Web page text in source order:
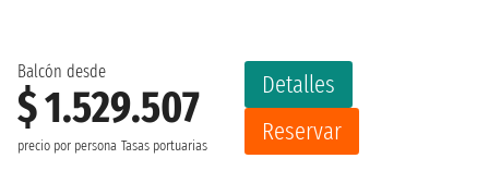
Balcón desde
$ 1.529.507
precio por persona Tasas portuarias
Detalles
Reservar